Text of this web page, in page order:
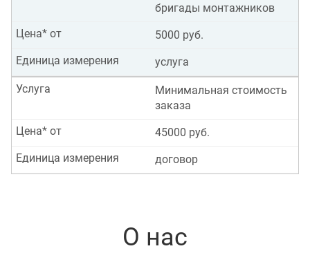
бригады монтажников
5000 руб.
Цена* от
услуга
Единица измерения
Минимальная стоимость
заказа
Услуга
45000 руб.
Цена* от
договор
Единица измерения
О нас